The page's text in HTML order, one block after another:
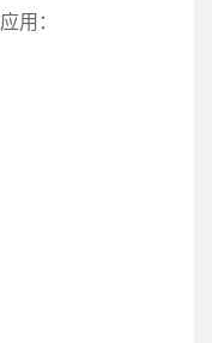
应用：